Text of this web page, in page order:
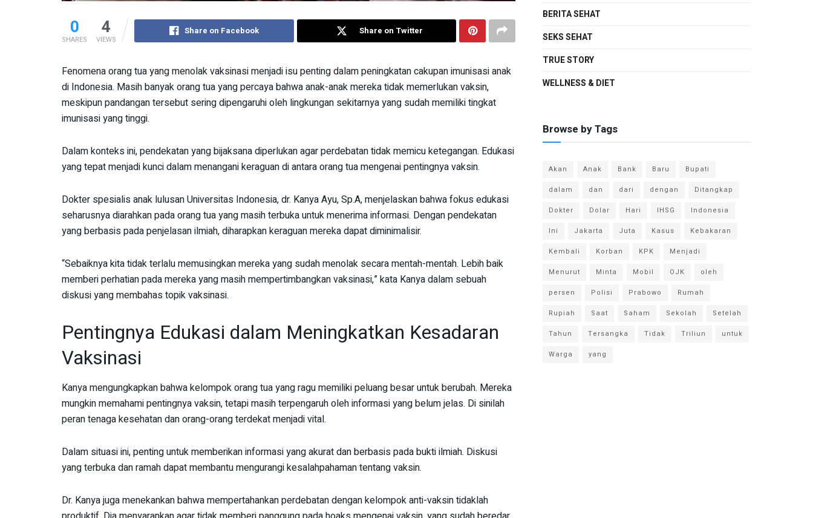
0
SHARES
4
VIEWS
Share on Facebook Share on Twitter
Fenomena orang tua yang menolak vaksinasi menjadi isu penting dalam peningkatan cakupan imunisasi anak
di Indonesia. Masih banyak orang tua yang percaya bahwa anak-anak mereka tidak memerlukan vaksin,
meskipun pandangan tersebut sering dipengaruhi oleh lingkungan sekitarnya yang sudah memiliki tingkat
imunisasi yang tinggi.
Dalam konteks ini, pendekatan yang bijaksana diperlukan agar perdebatan tidak memicu ketegangan. Edukasi
yang tepat menjadi kunci dalam menangani keraguan di antara orang tua mengenai pentingnya vaksin.
Dokter spesialis anak lulusan Universitas Indonesia, dr. Kanya Ayu, Sp.A, menjelaskan bahwa fokus edukasi
seharusnya diarahkan pada orang tua yang masih terbuka untuk menerima informasi. Dengan pendekatan
yang berbasis pada penjelasan ilmiah, diharapkan keraguan mereka dapat diminimalisir.
“Sebaiknya kita tidak terlalu memusingkan mereka yang sudah menolak secara mentah-mentah. Lebih baik
memberi perhatian pada mereka yang masih mempertimbangkan vaksinasi,” kata Kanya dalam sebuah
diskusi yang membahas topik vaksinasi.
Pentingnya Edukasi dalam Meningkatkan Kesadaran
Vaksinasi
Kanya mengungkapkan bahwa kelompok orang tua yang ragu memiliki peluang besar untuk berubah. Mereka
mungkin memahami pentingnya vaksin, tetapi masih terpengaruh oleh informasi yang belum jelas. Di sinilah
peran tenaga kesehatan dan orang-orang terdekat menjadi vital.
Dalam situasi ini, penting untuk memberikan informasi yang akurat dan berbasis pada bukti ilmiah. Diskusi
yang terbuka dan ramah dapat membantu mengurangi kesalahpahaman tentang vaksin.
Dr. Kanya juga menekankan bahwa mempertahankan perdebatan dengan kelompok anti-vaksin tidaklah
BERITA SEHAT
SEKS SEHAT
TRUE STORY
WELLNESS & DIET
Browse by Tags
Akan Anak Bank Baru
Bupati
dalam
dan dari dengan
Ditangkap
Dokter
Dolar Hari IHSG
Indonesia
Ini
Jakarta Juta Kasus
Kebakaran
Kembali
Korban KPK
Menjadi
Menurut
Minta Mobil OJK
oleh
persen
Polisi Prabowo
Rumah
Rupiah
Saat Saham Sekolah
Setelah
Tahun
Tersangka Tidak Triliun
untuk
Warga
yang